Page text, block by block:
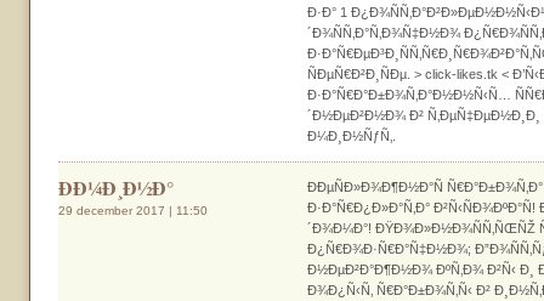
Ð·Ð° 1
´Ð¾ÑÑ‚Ð°Ñ‚Ð¾Ñ‡Ð½Ð¾
ÑÐµÑ€Ð²Ð¸ÑÐµ. > click-likes.tk <
Ð·Ð°Ñ€Ð°Ð±Ð¾Ñ‚Ð°Ð½Ð½Ñ‹Ñ…
´Ð½ÐµÐ²Ð½Ð¾ Ð²
Ð¼Ð¸Ð½ÑƒÑ‚.
ÐÐ¼Ð¸Ð½Ð°
29 december 2017 | 11:50
ÐÐµÑÐ»Ð¾Ð¶Ð½Ð°Ñ
Ð·Ð°Ñ€Ð¿Ð»Ð°Ñ‚Ð°
´Ð¾Ð¼Ð°! ÐŸÐ¾Ð»Ð½Ð¾ÑÑ‚ÑŒÑŽ
Ð¿Ñ€Ð¾Ð·Ñ€Ð°Ñ‡Ð½Ð¾;
Ð½ÐµÐ²Ð°Ð¶Ð½Ð¾ ÐºÑ‚Ð¾ Ð²Ñ‹ Ð¸
Ð¾Ð¿Ñ‹Ñ‚ Ñ€Ð°Ð±Ð¾Ñ‚Ñ‹ Ð²